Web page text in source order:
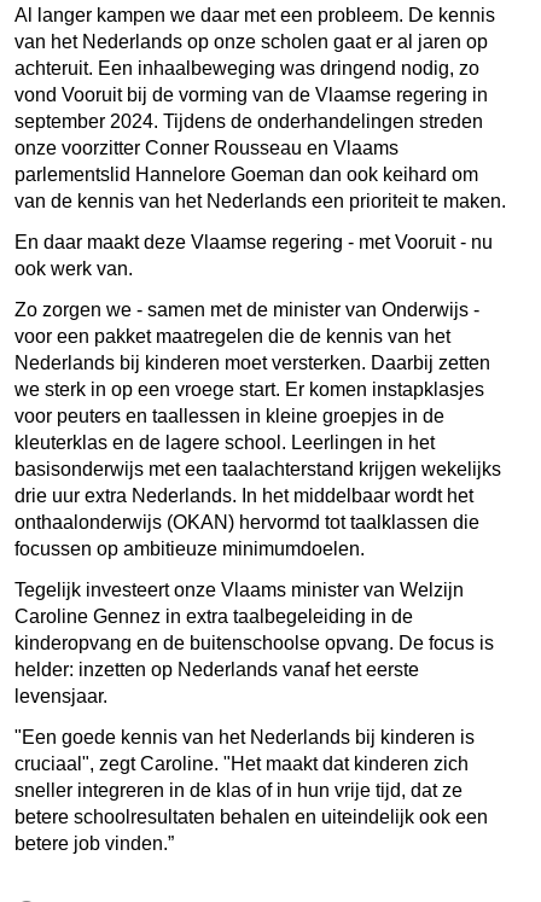
Al langer kampen we daar met een probleem. De kennis
van het Nederlands op onze scholen gaat er al jaren op
achteruit. Een inhaalbeweging was dringend nodig, zo
vond Vooruit bij de vorming van de Vlaamse regering in
september 2024. Tijdens de onderhandelingen streden
onze voorzitter Conner Rousseau en Vlaams
parlementslid Hannelore Goeman dan ook keihard om
van de kennis van het Nederlands een prioriteit te maken.
En daar maakt deze Vlaamse regering - met Vooruit - nu
ook werk van.
Zo zorgen we - samen met de minister van Onderwijs -
voor een pakket maatregelen die de kennis van het
Nederlands bij kinderen moet versterken. Daarbij zetten
we sterk in op een vroege start. Er komen instapklasjes
voor peuters en taallessen in kleine groepjes in de
kleuterklas en de lagere school. Leerlingen in het
basisonderwijs met een taalachterstand krijgen wekelijks
drie uur extra Nederlands. In het middelbaar wordt het
onthaalonderwijs (OKAN) hervormd tot taalklassen die
focussen op ambitieuze minimumdoelen.
Tegelijk investeert onze Vlaams minister van Welzijn
Caroline Gennez in extra taalbegeleiding in de
kinderopvang en de buitenschoolse opvang. De focus is
helder: inzetten op Nederlands vanaf het eerste
levensjaar.
"Een goede kennis van het Nederlands bij kinderen is
cruciaal", zegt Caroline. "Het maakt dat kinderen zich
sneller integreren in de klas of in hun vrije tijd, dat ze
betere schoolresultaten behalen en uiteindelijk ook een
betere job vinden.”